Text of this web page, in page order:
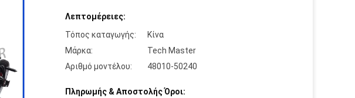
Λεπτομέρειες:
Τόπος καταγωγής:
Κίνα
Μάρκα:
Tech Master
Αριθμό μοντέλου:
48010-50240
Πληρωμής & Αποστολής Όροι: